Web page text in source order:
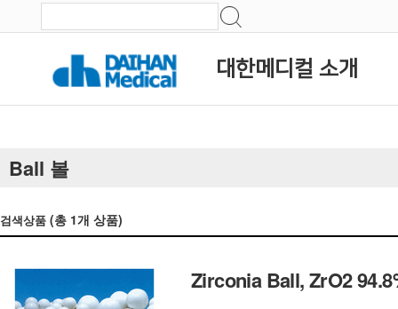
대한메디컬 소개
Ball 볼
검색상품 (총 1개 상품)
Zirconia Ball, ZrO2